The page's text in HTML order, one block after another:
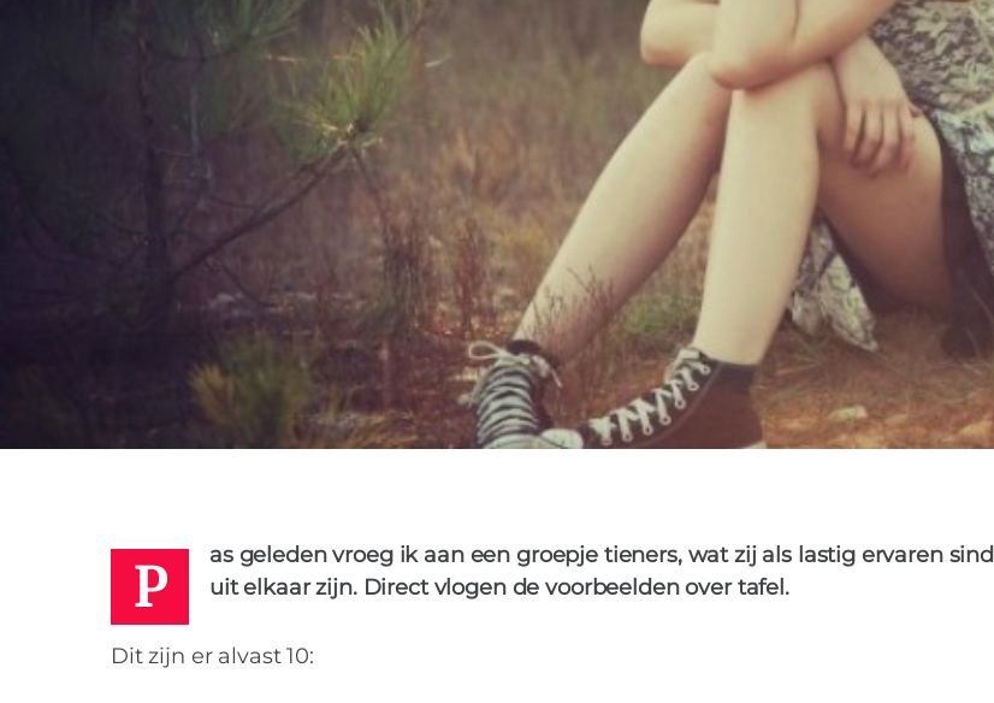
P
as geleden vroeg ik aan een groepje tieners, wat zij als lastig ervaren
uit elkaar zijn. Direct vlogen de voorbeelden over tafel.
Dit zijn er alvast 10: